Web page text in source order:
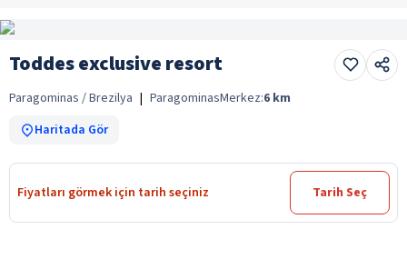
Toddes exclusive resort
Paragominas / Brezilya | ParagominasMerkez:6 km
Haritada Gör
Fiyatları görmek için tarih seçiniz Tarih Seç